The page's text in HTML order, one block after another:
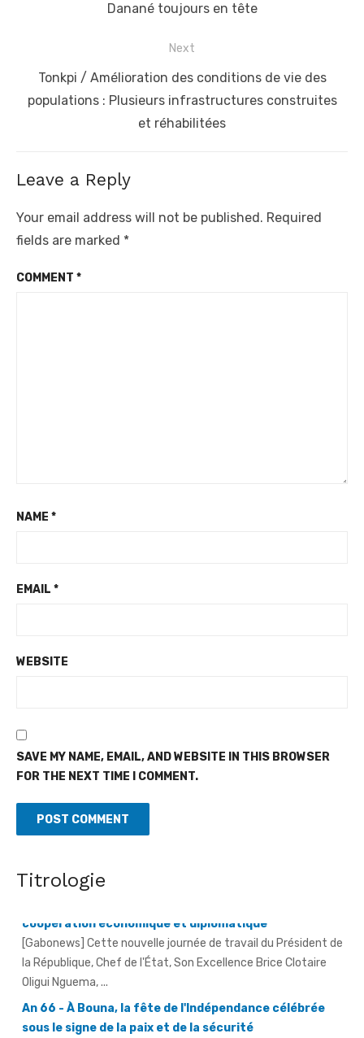
Danané toujours en tête
Next
Next
post:
Tonkpi / Amélioration des conditions de vie des
populations : Plusieurs infrastructures construites
et réhabilitées
Leave a Reply
Your email address will not be published. Required
fields are marked *
COMMENT *
NAME *
EMAIL *
WEBSITE
SAVE MY NAME, EMAIL, AND WEBSITE IN THIS BROWSER
FOR THE NEXT TIME I COMMENT.
Titrologie
Visite du Président de la République en Côte d'Ivoire -
Une nouvelle journée placée sous le signe de la
[Gabonews] Cette nouvelle journée de travail du Président de
la République, Chef de l'État, Son Excellence Brice Clotaire
An 66 - À Bouna, la fête de l'Indépendance célébrée
sous le signe de la paix et de la sécurité
[Fratmat.info] La Côte d'Ivoire a célébré, ce vendredi 7 août